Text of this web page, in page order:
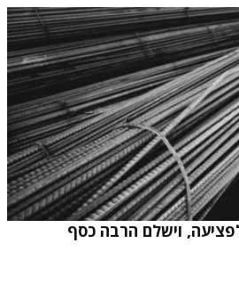
וישלם הרבה כסף